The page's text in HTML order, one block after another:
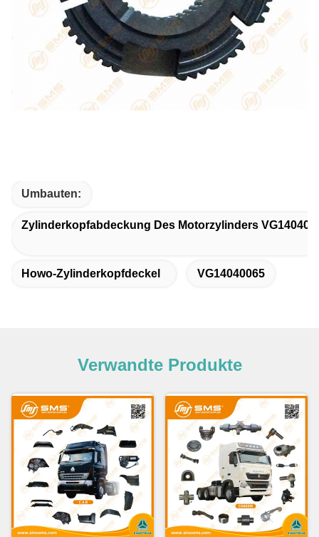
Umbauten:
Zylinderkopfabdeckung Des Motorzylinders
Howo-Zylinderkopfdeckel VG14040065
Verwandte Produkte